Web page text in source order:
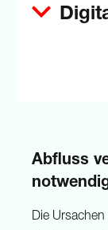
Abfluss
Die